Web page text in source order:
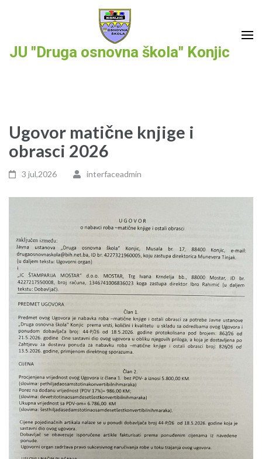
(Press
JU "Druga osnovna škola" Konjic
Ugovor matične knjige i
obrasci 2026
3 jul,2026 interfaceadmin